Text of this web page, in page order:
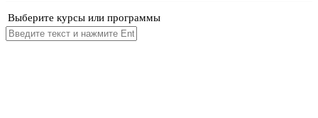
Выберите курсы или программы